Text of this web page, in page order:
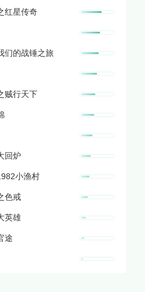
红星传奇
们的战锤之旅
贼行天下
回炉
小渔村
色戒
英雄
途